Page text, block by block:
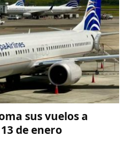
sus vuelos a
de enero